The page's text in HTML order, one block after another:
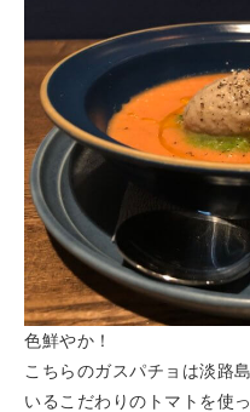
色鮮やか！
こちらのガスパチョは淡路
いるこだわりのトマトを使